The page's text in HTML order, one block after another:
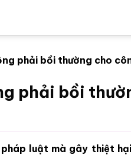
phải bồi thường cho
phải bồi
luật mà gây thiệt